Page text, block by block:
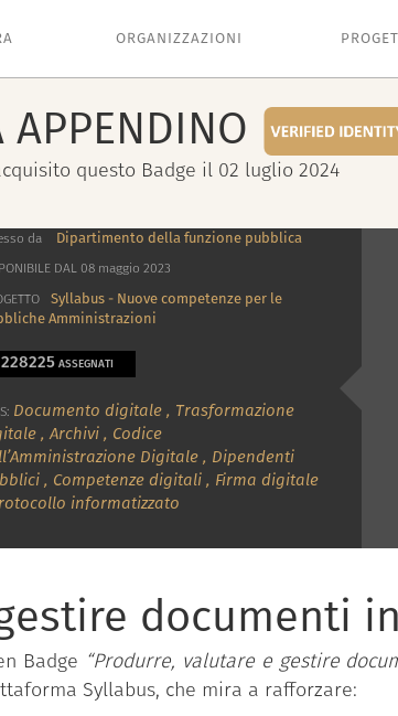
ORGANIZZAZIONI
APPENDINO
questo Badge il 02 luglio 2024
da Dipartimento della funzione pubblica
DAL 08 maggio 2023
Syllabus - Nuove competenze per le
Amministrazioni
228225 ASSEGNATI
Documento digitale , Trasformazione
,Archivi , Codice
Digitale , Dipendenti
, Competenze digitali , Firma digitale
informatizzato
documenti
Badge “Produrre, valutare e gestire
Syllabus, che mira a rafforzare: